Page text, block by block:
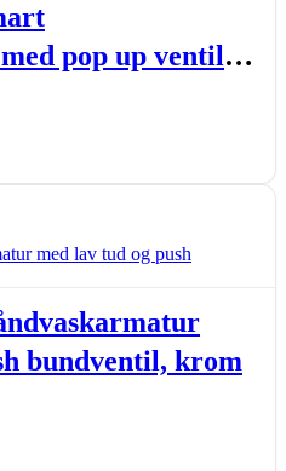
pop up ventil
bundventil, krom